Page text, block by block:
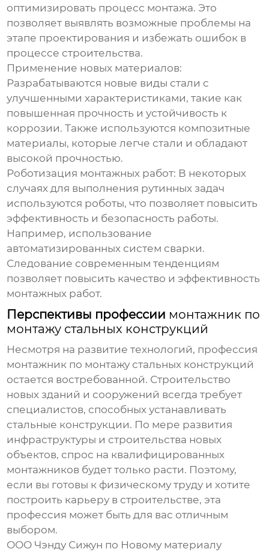
оптимизировать процесс монтажа. Это
позволяет выявлять возможные проблемы на
этапе проектирования и избежать ошибок в
процессе строительства.
Применение новых материалов:
Разрабатываются новые виды стали с
улучшенными характеристиками, такие как
повышенная прочность и устойчивость к
коррозии. Также используются композитные
материалы, которые легче стали и обладают
высокой прочностью.
Роботизация монтажных работ: В некоторых
случаях для выполнения рутинных задач
используются роботы, что позволяет повысить
эффективность и безопасность работы.
Например, использование
автоматизированных систем сварки.
Следование современным тенденциям
позволяет повысить качество и эффективность
монтажных работ.
Перспективы профессии монтажник по
монтажу стальных конструкций
Несмотря на развитие технологий, профессия
монтажник по монтажу стальных конструкций
остается востребованной. Строительство
новых зданий и сооружений всегда требует
специалистов, способных устанавливать
стальные конструкции. По мере развития
инфраструктуры и строительства новых
объектов, спрос на квалифицированных
монтажников будет только расти. Поэтому,
если вы готовы к физическому труду и хотите
построить карьеру в строительстве, эта
профессия может быть для вас отличным
выбором.
ООО Чэнду Сижун по Новому материалу